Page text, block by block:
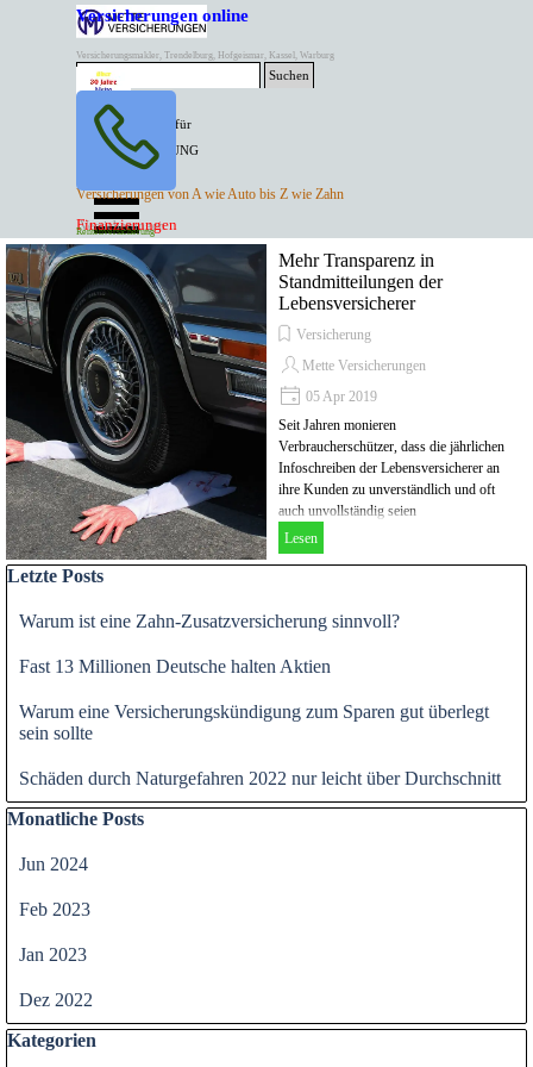
Direkt zum Seiteninhalt
Versicherungen online
Versicherungsmakler, Trendelburg, Hofgeismar, Kassel, Warburg
BESTER PREIS für
SPITZEN LEISTUNG
ANGEBOTE
Versicherungen von A wie Auto bis Z wie Zahn
Kontakt Tel. 05671/7799991
Mette Versicherungen
Suchen
Versicherungen
Finanzierungen
Rentenversicherung
Menü überspringen
Mehr Transparenz in
Standmitteilungen der
Lebensversicherer
Versicherung
Mette Versicherungen
05 Apr 2019
Seit Jahren monieren
Verbraucherschützer, dass die jährlichen
Infoschreiben der Lebensversicherer an
ihre Kunden zu unverständlich und oft
auch unvollständig seien
Lesen
Block überspringen Letzte Posts
Letzte Posts
Warum ist eine Zahn-Zusatzversicherung sinnvoll?
Fast 13 Millionen Deutsche halten Aktien
Warum eine Versicherungskündigung zum Sparen gut überlegt
sein sollte
Schäden durch Naturgefahren 2022 nur leicht über Durchschnitt
Block überspringen Monatliche Posts
Monatliche Posts
Jun 2024
Feb 2023
Jan 2023
Dez 2022
Block überspringen Kategorien
Kategorien